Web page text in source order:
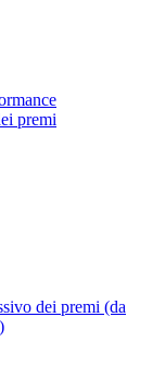
premi
dei premi (da